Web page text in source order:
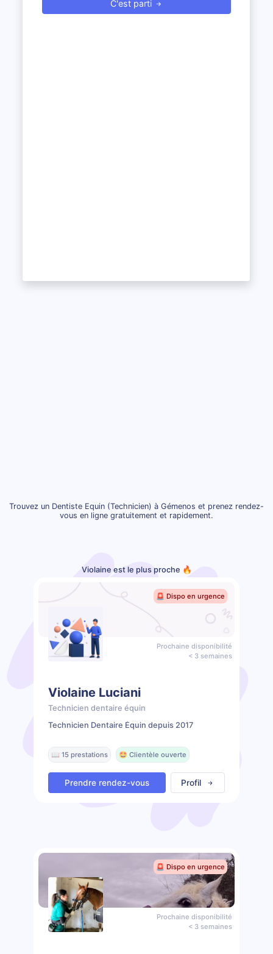
C'est parti
Trouvez un Dentiste Equin (Technicien) à Gémenos et prenez rendez-
vous en ligne gratuitement et rapidement.
Violaine est le plus proche 🔥
🚨 Dispo en urgence
Prochaine disponibilité
< 3 semaines
Violaine Luciani
Technicien dentaire équin
Technicien Dentaire Équin depuis 2017
📖 15 prestations 🤩 Clientèle ouverte
Prendre rendez-vous Profil
🚨 Dispo en urgence
Prochaine disponibilité
< 3 semaines